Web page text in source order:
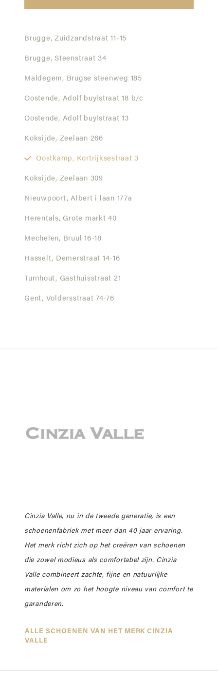
Brugge, Zuidzandstraat 11-15
Brugge, Steenstraat 34
Maldegem, Brugse steenweg 185
Oostende, Adolf buylstraat 18 b/c
Oostende, Adolf buylstraat 13
Koksijde, Zeelaan 266
Oostkamp, Kortrijksestraat 3
Koksijde, Zeelaan 309
Nieuwpoort, Albert i laan 177a
Herentals, Grote markt 40
Mechelen, Bruul 16-18
Hasselt, Demerstraat 14-16
Turnhout, Gasthuisstraat 21
Gent, Voldersstraat 74-76
Cinzia Valle, nu in de tweede generatie, is een
schoenenfabriek met meer dan 40 jaar ervaring.
Het merk richt zich op het creëren van schoenen
die zowel modieus als comfortabel zijn. Cinzia
Valle combineert zachte, fijne en natuurlijke
materialen om zo het hoogte niveau van comfort te
garanderen.
ALLE SCHOENEN VAN HET MERK CINZIA
VALLE